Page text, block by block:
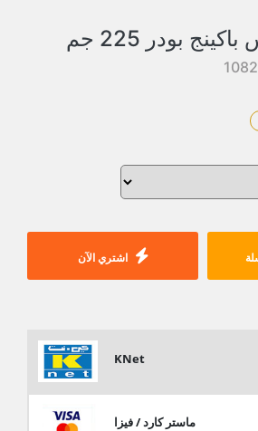
بودر 225 جم
اشتري الآن
KNet
ماستر كارد / فيزا